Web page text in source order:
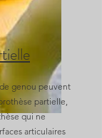
genou peuvent
partielle,
qui ne
articulaires